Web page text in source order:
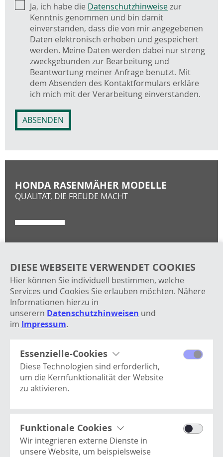
Ja, ich habe die Datenschutzhinweisezur
Kenntnis genommen und bin damit
einverstanden, dass die von mir angegebenen
Daten elektronisch erhoben und gespeichert
werden. Meine Daten werden dabei nur streng
zweckgebunden zur Bearbeitung und
Beantwortung meiner Anfrage benutzt. Mit
dem Absenden des Kontaktformulars erkläre
ich mich mit der Verarbeitung einverstanden.
ABSENDEN
HONDA RASENMÄHER MODELLE
QUALITÄT, DIE FREUDE MACHT
Verarbeitung und die innovative Technologie:
unsere Rasenmäher Modelle bestechen durch ihre
Zuverlässigkeit, den präzisen Schnitt und die
einfache Handhabung. Das ist Qualität, die Freude
macht.
KEIN INHALT?
BITTE STIMMEN SIE FOLGENDEN COOKIES UND
SERVICES ZU
Funktionale Cookies / Youtube Videos
EINSTELLUNGEN ÖFFNEN
DIESE WEBSEITE VERWENDET COOKIES
Hier können Sie individuell bestimmen, welche
Services und Cookies Sie erlauben möchten. Nähere
Informationen hierzu in
unserern Datenschutzhinweisen und
im Impressum.
Essenzielle-Cookies
Diese Technologien sind erforderlich,
um die Kernfunktionalität der Website
zu aktivieren.
Dieses Cookie enthält
Basisinformationen zur Benutzer-
Session und ist essentiell für die
Website.
Funktionale Cookies
Wir integrieren externe Dienste in
unsere Website, um beispielsweise